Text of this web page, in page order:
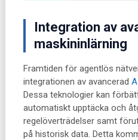
Integration av
maskininlärning
Framtiden för agentlös
integrationen av avancerad
Dessa teknologier kan
automatiskt upptäcka och
regelöverträdelser samt
på historisk data. Detta